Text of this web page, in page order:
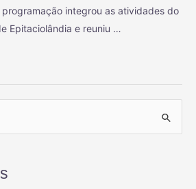
programação integrou as atividades do
Epitaciolândia e reuniu …